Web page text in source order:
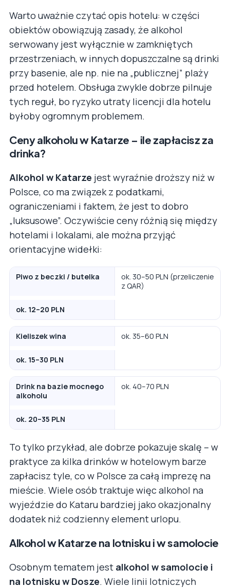
Warto uważnie czytać opis hotelu: w części
obiektów obowiązują zasady, że alkohol
serwowany jest wyłącznie w zamkniętych
przestrzeniach, w innych dopuszczalne są drinki
przy basenie, ale np. nie na „publicznej” plaży
przed hotelem. Obsługa zwykle dobrze pilnuje
tych reguł, bo ryzyko utraty licencji dla hotelu
byłoby ogromnym problemem.
Ceny alkoholu w Katarze – ile zapłacisz za
drinka?
Alkohol w Katarze jest wyraźnie droższy niż w
Polsce, co ma związek z podatkami,
ograniczeniami i faktem, że jest to dobro
„luksusowe”. Oczywiście ceny różnią się między
hotelami i lokalami, ale można przyjąć
orientacyjne widełki:
Piwo z beczki / butelka
ok. 30–50 PLN (przeliczenie
z QAR)
ok. 12–20 PLN
Kieliszek wina ok. 35–60 PLN
ok. 15–30 PLN
Drink na bazie mocnego
alkoholu
ok. 40–70 PLN
ok. 20–35 PLN
To tylko przykład, ale dobrze pokazuje skalę – w
praktyce za kilka drinków w hotelowym barze
zapłacisz tyle, co w Polsce za całą imprezę na
mieście. Wiele osób traktuje więc alkohol na
wyjeździe do Kataru bardziej jako okazjonalny
dodatek niż codzienny element urlopu.
Alkohol w Katarze na lotnisku i w samolocie
Osobnym tematem jest alkohol w samolocie i
na lotnisku w Dosze. Wiele linii lotniczych